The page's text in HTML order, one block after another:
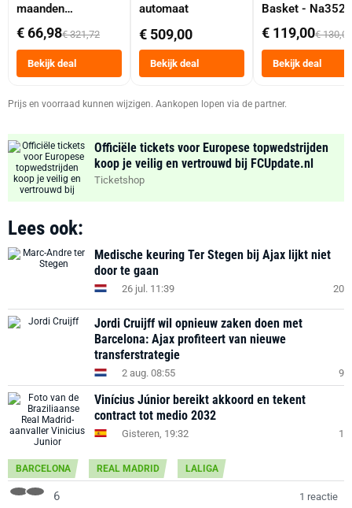
maanden
abonnement
€ 66,98€ 321,72
Bekijk deal
automaat
€ 509,00
Bekijk deal
Basket -
Dubbele Mand 9
Tot 6 Personen
Heteluchtfriteuse
Zwart
€ 119,00€ 130,00
Bekijk deal
Prijs en voorraad kunnen wijzigen. Aankopen lopen via de partner.
Officiële tickets voor Europese topwedstrijden
koop je veilig en vertrouwd bij FCUpdate.nl
Ticketshop
Lees ook:
Medische keuring Ter Stegen bij Ajax lijkt niet
door te gaan
26 jul. 11:39 20
Jordi Cruijff wil opnieuw zaken doen met
Barcelona: Ajax profiteert van nieuwe
transferstrategie
2 aug. 08:55 9
Vinícius Júnior bereikt akkoord en tekent
contract tot medio 2032
Gisteren, 19:32 1
BARCELONA REAL MADRID LALIGA
6 1 reactie